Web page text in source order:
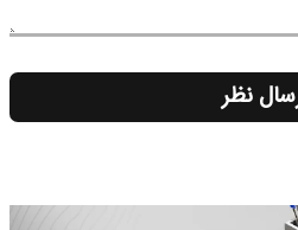
نظر